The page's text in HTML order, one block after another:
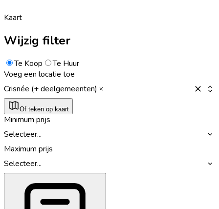
Kaart
Wijzig filter
Te Koop
Te Huur
Voeg een locatie toe
Crisnée (+ deelgemeenten)
Of teken op kaart
Minimum prijs
Selecteer...
Maximum prijs
Selecteer...